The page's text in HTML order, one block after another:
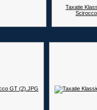
Taxatie